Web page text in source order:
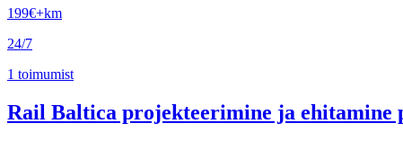
199€+km
24/7
1 toimumist
Rail Baltica projekteerimine ja ehitamine